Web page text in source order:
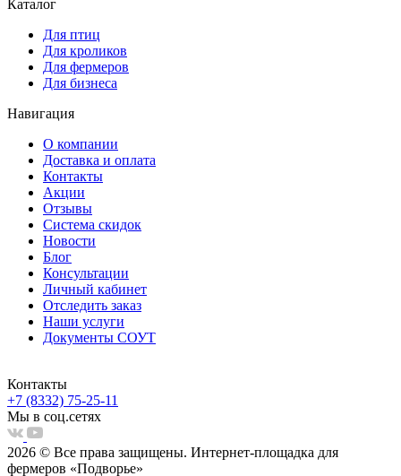
Каталог
Для птиц
Для кроликов
Для фермеров
Для бизнеса
Навигация
О компании
Доставка и оплата
Контакты
Акции
Отзывы
Система скидок
Новости
Блог
Консультации
Личный кабинет
Отследить заказ
Наши услуги
Документы СОУТ
Контакты
+7 (8332) 75-25-11
Мы в соц.сетях
2026 © Все права защищены. Интернет-площадка для
фермеров «Подворье»